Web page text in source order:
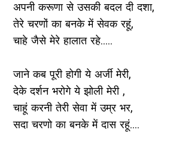
अपनी करूणा से उसकी बदल दी दशा,
तेरे चरणों का बनके में सेवक रहूं,
चाहे जैसे मेरे हालात रहे.....
जाने कब पूरी होगी ये अर्जी मेरी,
देके दर्शन भरोगे ये झोली मेरी ,
चाहूं करनी तेरी सेवा में उम्र भर,
सदा चरणो का बनके में दास रहूं....